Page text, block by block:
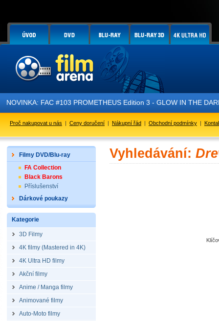
NOVINKA: FAC #103 PROMETHEUS Edition 3 - GLOW IN THE
Proč nakupovat u nás | Ceny doručení | Nákupní řád | Obchodní podmínky |
Filmy DVD/Blu-ray
FA Collection
Black Barons
Příslušenství
Dárkové poukazy
Kategorie
3D Filmy
4K filmy (Mastered in 4K)
4K Ultra HD filmy
Akční filmy
Anime / Manga filmy
Animované filmy
Auto-Moto filmy
Vyhledávání: